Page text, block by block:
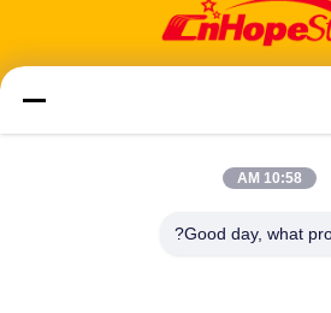
عنوان: 601-606، الطابق 6، المبنى E، حديقة يوانفين الصناعية، منطقة
86-13424296897
10:58 AM
Good day, what